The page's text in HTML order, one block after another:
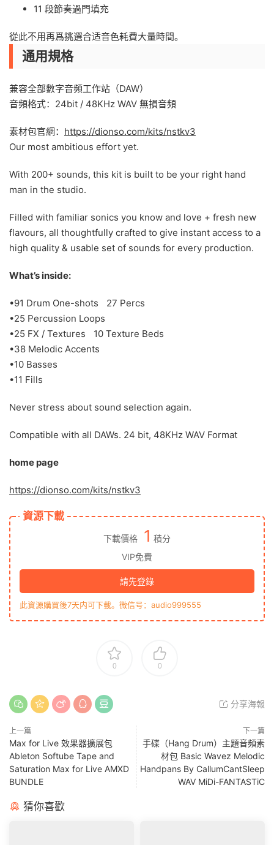
11 段節奏過門填充
從此不用再爲挑選合适音色耗費大量時間。
通用規格
兼容全部數字音頻工作站（DAW）
音頻格式：24bit / 48KHz WAV 無損音頻
素材包官網： https://dionso.com/kits/nstkv3
Our most ambitious effort yet.
With 200+ sounds, this kit is built to be your right hand
man in the studio.
Filled with familiar sonics you know and love + fresh new
flavours, all thoughtfully crafted to give instant access to a
high quality & usable set of sounds for every production.
What’s inside:
•91 Drum One-shots 27 Percs
•25 Percussion Loops
•25 FX / Textures 10 Texture Beds
•38 Melodic Accents
•10 Basses
•11 Fills
Never stress about sound selection again.
Compatible with all DAWs. 24 bit, 48KHz WAV Format
home page
https://dionso.com/kits/nstkv3
資源下載
下載價格 1 積分
VIP免費
請先登錄
此資源購買後7天内可下載。微信号：audio999555
0 0
分享海報
上一篇
Max for Live 效果器擴展包
Ableton Softube Tape and
Saturation Max for Live AMXD
BUNDLE
下一篇
手碟（Hang Drum）主題音頻素
材包 Basic Wavez Melodic
Handpans By CallumCantSleep
WAV MiDi-FANTASTiC
猜你喜歡